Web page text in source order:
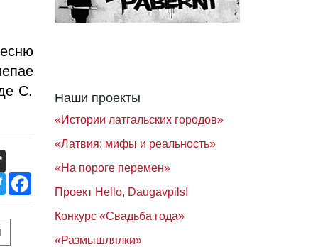
С.
TikTok
TwitterFacebook
Наши проекты
«Истории латгальских городов»
«Латвия: мифы и реальность»
«На пороге перемен»
Проект Hello, Daugavpils!
Конкурс «Свадьба года»
«Размышлялки»